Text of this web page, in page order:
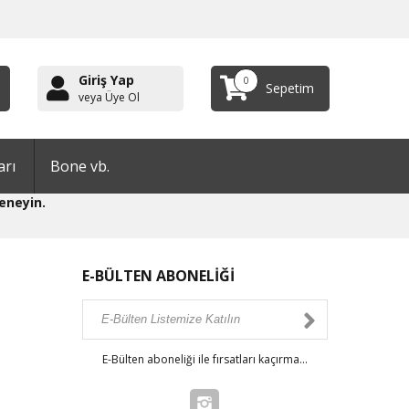
Giriş Yap
veya Üye Ol
0 Sepetim
Bone vb.
E-BÜLTEN ABONELİĞİ
E-Bülten aboneliği ile fırsatları kaçırma...